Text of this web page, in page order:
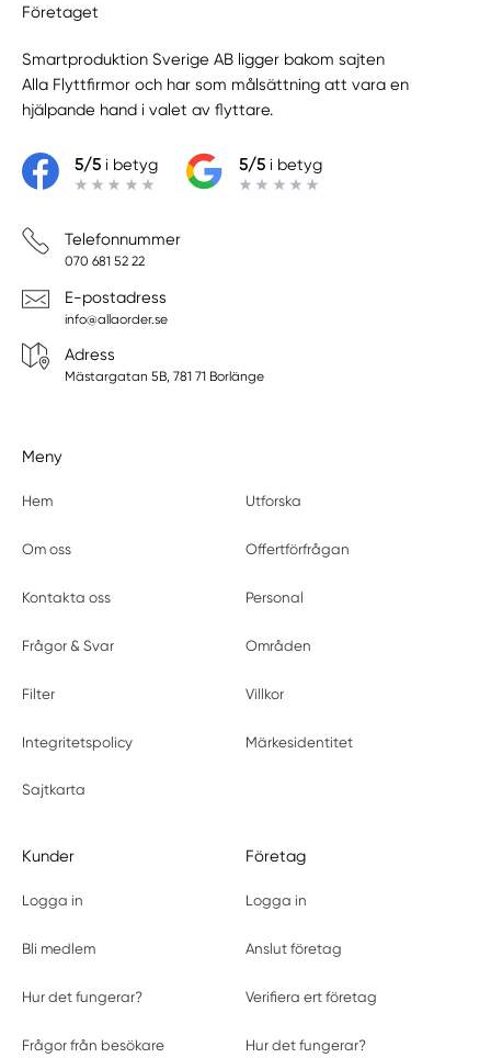
Företaget
Smartproduktion Sverige AB ligger bakom sajten
Alla Flyttfirmor och har som målsättning att vara en
hjälpande hand i valet av flyttare.
5/5i betyg 5/5i betyg
Telefonnummer
070 681 52 22
E-postadress
info@allaorder.se
Adress
Mästargatan 5B, 781 71 Borlänge
Meny
Hem Utforska
Om oss Offertförfrågan
Kontakta oss Personal
Frågor & Svar Områden
Filter Villkor
Integritetspolicy Märkesidentitet
Sajtkarta
Kunder
Logga in
Bli medlem
Hur det fungerar?
Frågor från besökare
Företag
Logga in
Anslut företag
Verifiera ert företag
Hur det fungerar?